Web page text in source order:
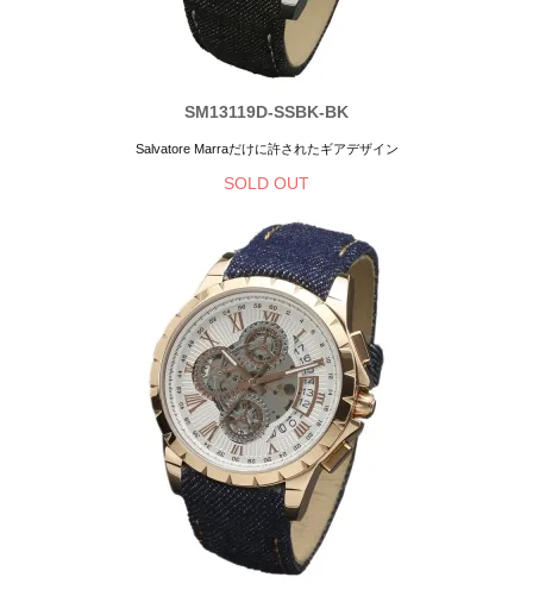
SM13119D-SSBK-BK
Salvatore Marraだけに許されたギアデザイン
SOLD OUT